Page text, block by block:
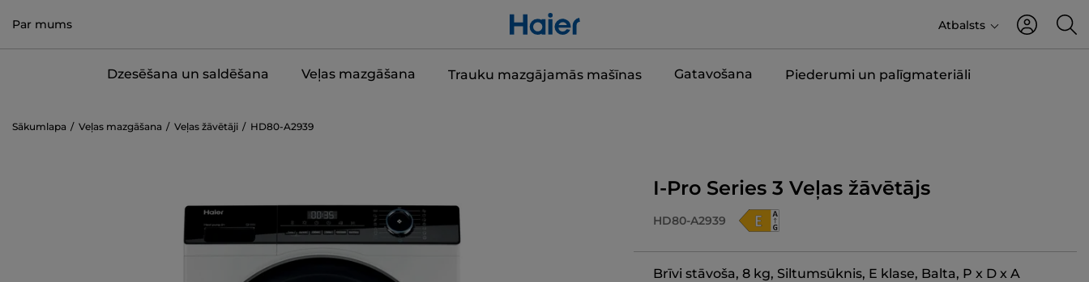
Par mums Atbalsts
Dzesēšana un saldēšana Veļas mazgāšana Trauku mazgājamās mašīnas Gatavošana Piederumi un palīgmateriāli
Sākumlapa Veļas mazgāšana Veļas žāvētāji HD80-A2939
I-Pro Series 3 Veļas žāvētājs
HD80-A2939
Brīvi stāvoša, 8 kg, Siltumsūknis, E klase, Balta, P x D x A